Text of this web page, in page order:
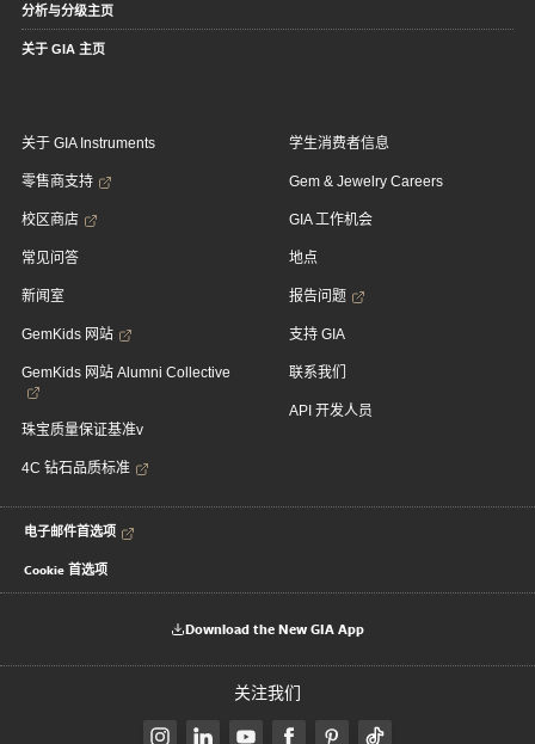
分析与分级主页
关于 GIA 主页
关于 GIA Instruments
零售商支持
校区商店
常见问答
新闻室
GemKids 网站
GemKids 网站 Alumni Collective
珠宝质量保证基准v
4C 钻石品质标准
学生消费者信息
Gem & Jewelry Careers
GIA 工作机会
地点
报告问题
支持 GIA
联系我们
API 开发人员
电子邮件首选项
Cookie 首选项
Download the New GIA App
关注我们